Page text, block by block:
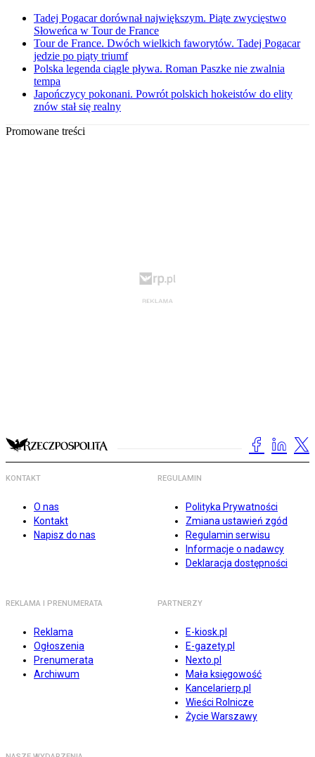
Tadej Pogacar dorównał największym. Piąte zwycięstwo
Słoweńca w Tour de France
Tour de France. Dwóch wielkich faworytów. Tadej Pogacar
jedzie po piąty triumf
Polska legenda ciągle pływa. Roman Paszke nie zwalnia
tempa
Japończycy pokonani. Powrót polskich hokeistów do elity
znów stał się realny
Promowane treści
KONTAKT
O nas
Kontakt
Napisz do nas
REGULAMIN
Polityka Prywatności
Zmiana ustawień zgód
Regulamin serwisu
Informacje o nadawcy
Deklaracja dostępności
REKLAMA I PRENUMERATA
Reklama
Ogłoszenia
Prenumerata
Archiwum
PARTNERZY
E-kiosk.pl
E-gazety.pl
Nexto.pl
Mała księgowość
Kancelarierp.pl
Wieści Rolnicze
Życie Warszawy